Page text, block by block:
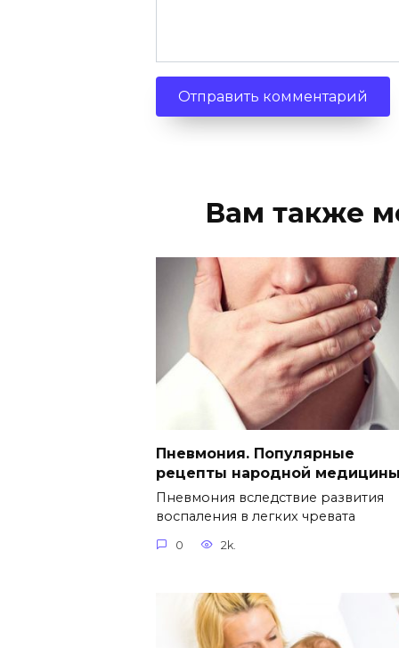
Вам также
Пневмония. Популярные
рецепты народной
Пневмония вследствие развития
воспаления в легких чревата
0 2k.